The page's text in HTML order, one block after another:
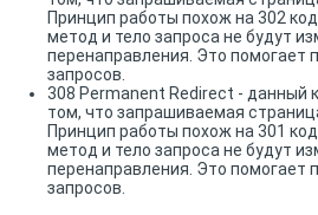
Принцип работы похож на 302
метод и тело запроса не будут
перенаправления. Это помогает
запросов.
308 Permanent Redirect - данный
том, что запрашиваемая
Принцип работы похож на 301
метод и тело запроса не будут
перенаправления. Это помогает
запросов.